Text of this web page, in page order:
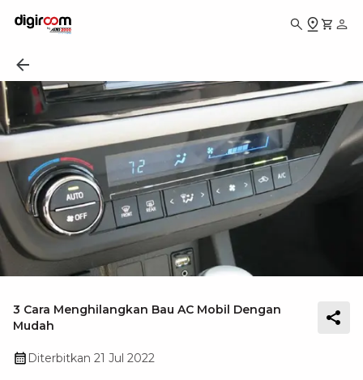
3 Cara Menghilangkan Bau AC Mobil Dengan
Mudah
Diterbitkan 21 Jul 2022